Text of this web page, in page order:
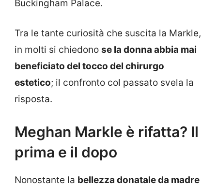
Buckingham Palace.
Tra le tante curiosità che suscita la Markle,
in molti si chiedono se la donna abbia mai
beneficiato del tocco del chirurgo
estetico; il confronto col passato svela la
risposta.
Meghan Markle è rifatta? Il
prima e il dopo
Nonostante la bellezza donatale da madre